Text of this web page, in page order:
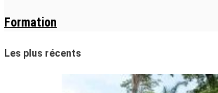
Formation
Les plus récents